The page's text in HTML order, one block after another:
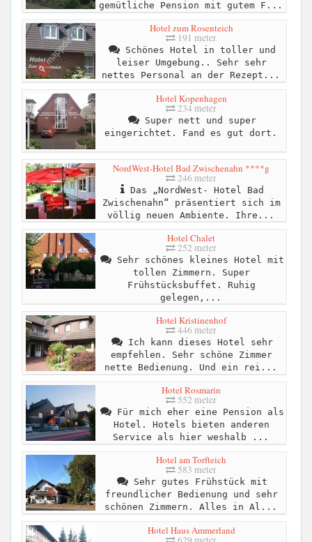
gemütliche Pension mit gutem F...
Hotel zum Rosenteich
191 meter
Schönes Hotel in toller und
leiser Umgebung.. Sehr sehr
nettes Personal an der Rezept...
Hotel Kopenhagen
234 meter
Super nett und super
eingerichtet. Fand es gut dort.
NordWest-Hotel Bad Zwischenahn ****g
246 meter
Das „NordWest- Hotel Bad
Zwischenahn“ präsentiert sich im
völlig neuen Ambiente. Ihre...
Hotel Chalet
252 meter
Sehr schönes kleines Hotel mit
tollen Zimmern. Super
Frühstücksbuffet. Ruhig
gelegen,...
Hotel Kristinenhof
446 meter
Ich kann dieses Hotel sehr
empfehlen. Sehr schöne Zimmer
nette Bedienung. Und ein rei...
Hotel Rosmarin
552 meter
Für mich eher eine Pension als
Hotel. Hotels bieten anderen
Service als hier weshalb ...
Hotel am Torfteich
583 meter
Sehr gutes Frühstück mit
freundlicher Bedienung und sehr
schönen Zimmern. Alles in Al...
Hotel Haus Ammerland